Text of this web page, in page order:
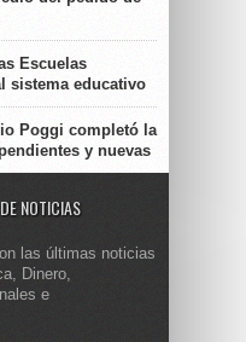
Escuelas
sistema educativo
Poggi completó la
y nuevas
NOTICIAS
las últimas noticias
Dinero,
e